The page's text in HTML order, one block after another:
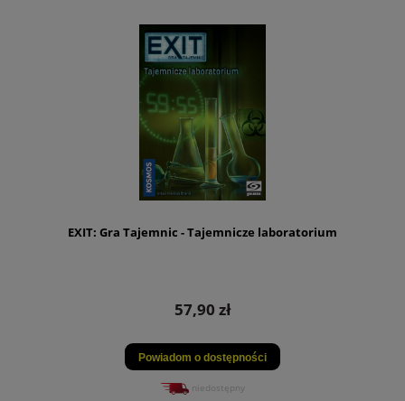
EXIT: Gra Tajemnic - Tajemnicze laboratorium
57,90 zł
Powiadom o dostępności
niedostępny